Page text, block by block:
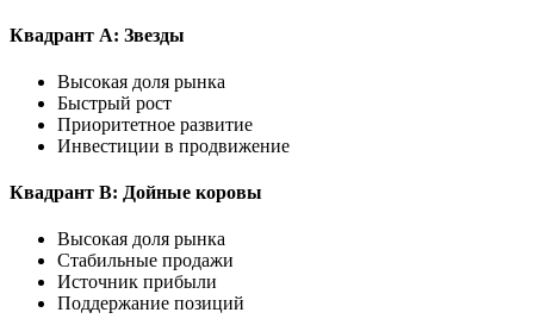
Квадрант A: Звезды
Высокая доля рынка
Быстрый рост
Приоритетное развитие
Инвестиции в продвижение
Квадрант B: Дойные коровы
Высокая доля рынка
Стабильные продажи
Источник прибыли
Поддержание позиций